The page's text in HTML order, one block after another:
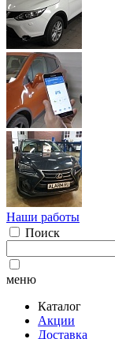
Наши работы
Поиск
меню
Каталог
Акции
Доставка